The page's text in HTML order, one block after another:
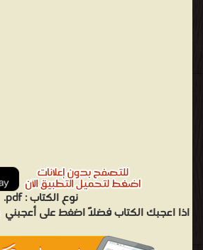
نوع الكتاب :pdf.
اذا اعجبك الكتاب فضلاً اضغط على أعجبني